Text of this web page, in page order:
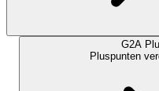
G2A
Pluspunten